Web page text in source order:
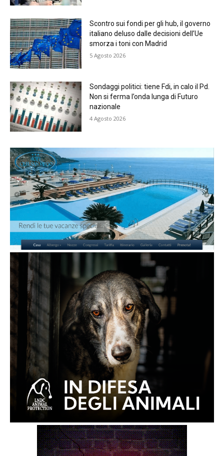
Scontro sui fondi per gli hub, il governo
italiano deluso dalle decisioni dell’Ue
smorza i toni con Madrid
5 Agosto 2026
Sondaggi politici: tiene Fdi, in calo il Pd.
Non si ferma l’onda lunga di Futuro
nazionale
4 Agosto 2026